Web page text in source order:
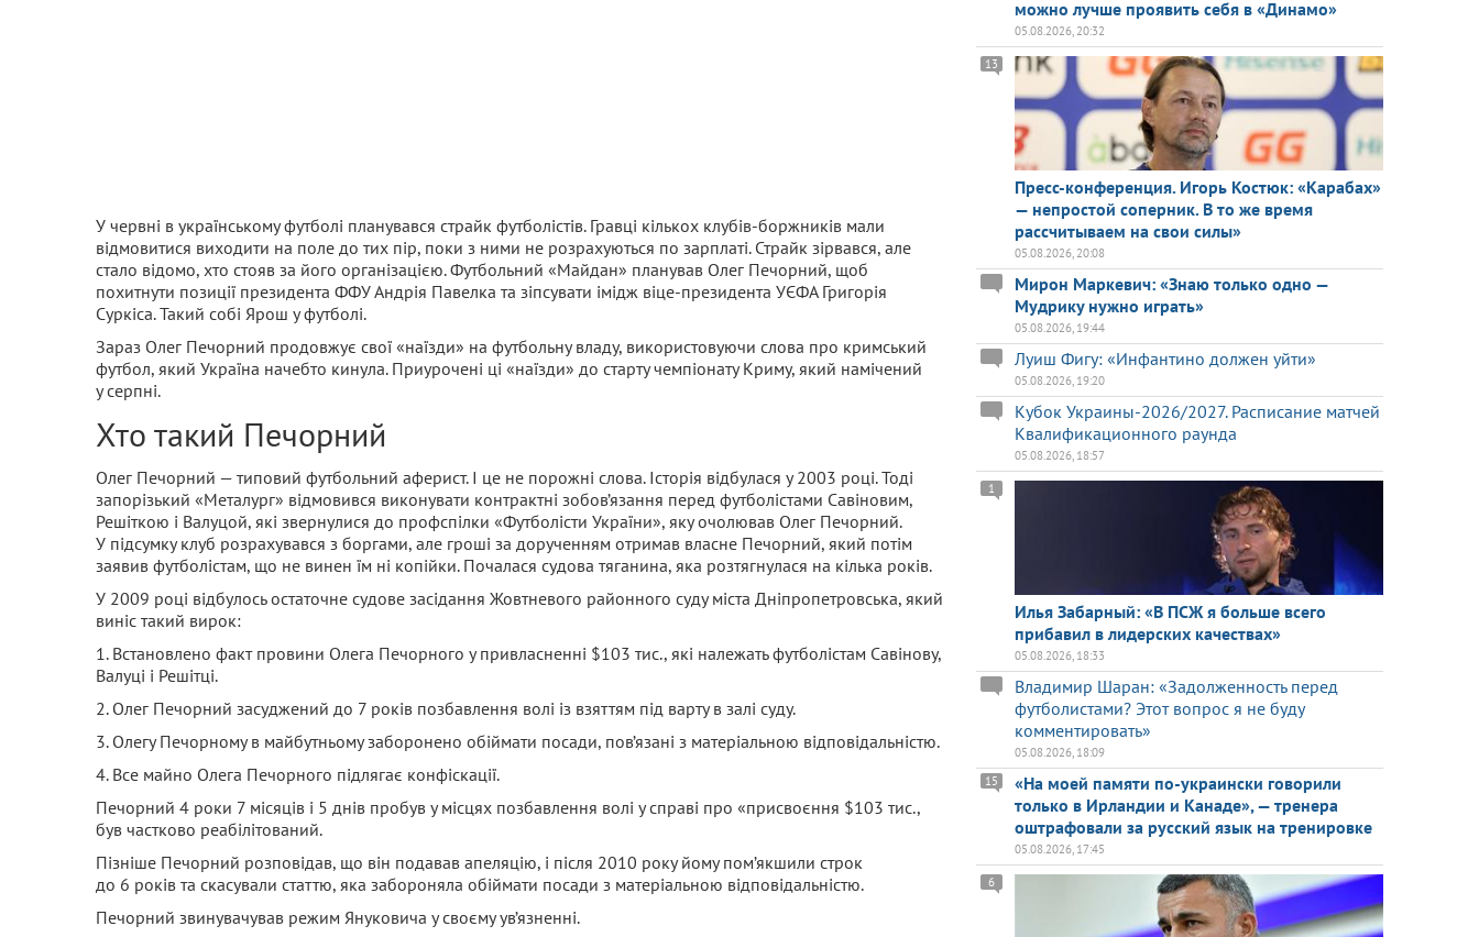
У червні в українському футболі планувався страйк футболістів. Гравці кількох клубів-боржників мали
відмовитися виходити на поле до тих пір, поки з ними не розрахуються по зарплаті. Страйк зірвався, але
стало відомо, хто стояв за його організацією. Футбольний «Майдан» планував Олег Печорний, щоб
похитнути позиції президента ФФУ Андрія Павелка та зіпсувати імідж віце-президента УЄФА Григорія
Суркіса. Такий собі Ярош у футболі.
Зараз Олег Печорний продовжує свої «наїзди» на футбольну владу, використовуючи слова про кримський
футбол, який Україна начебто кинула. Приурочені ці «наїзди» до старту чемпіонату Криму, який намічений
у серпні.
Хто такий Печорний
Олег Печорний — типовий футбольний аферист. І це не порожні слова. Історія відбулася у 2003 році. Тоді
запорізький «Металург» відмовився виконувати контрактні зобов’язання перед футболістами Савіновим,
Решіткою і Валуцой, які звернулися до профспілки «Футболісти України», яку очолював Олег Печорний.
У підсумку клуб розрахувався з боргами, але гроші за дорученням отримав власне Печорний, який потім
заявив футболістам, що не винен їм ні копійки. Почалася судова тяганина, яка розтягнулася на кілька років.
У 2009 році відбулось остаточне судове засідання Жовтневого районного суду міста Дніпропетровська, який
виніс такий вирок:
1. Встановлено факт провини Олега Печорного у привласненні $103 тис., які належать футболістам Савінову,
Валуці і Решітці.
2. Олег Печорний засуджений до 7 років позбавлення волі із взяттям під варту в залі суду.
3. Олегу Печорному в майбутньому заборонено обіймати посади, пов’язані з матеріальною відповідальністю.
4. Все майно Олега Печорного підлягає конфіскації.
Печорний 4 роки 7 місяців і 5 днів пробув у місцях позбавлення волі у справі про «присвоєння $103 тис.,
був частково реабілітований.
Пізніше Печорний розповідав, що він подавав апеляцію, і після 2010 року йому пом’якшили строк
до 6 років та скасували статтю, яка забороняла обіймати посади з матеріальною відповідальністю.
Печорний звинувачував режим Януковича у своєму ув’язненні.
можно лучше проявить себя в «Динамо»
05.08.2026, 20:32
Пресс-конференция. Игорь Костюк: «Карабах»
— непростой соперник. В то же время
рассчитываем на свои силы»
13
05.08.2026, 20:08
Мирон Маркевич: «Знаю только одно —
Мудрику нужно играть»
05.08.2026, 19:44
Луиш Фигу: «Инфантино должен уйти»
05.08.2026, 19:20
Кубок Украины-2026/2027. Расписание матчей
Квалификационного раунда
05.08.2026, 18:57
Илья Забарный: «В ПСЖ я больше всего
прибавил в лидерских качествах»
1
05.08.2026, 18:33
Владимир Шаран: «Задолженность перед
футболистами? Этот вопрос я не буду
комментировать»
05.08.2026, 18:09
«На моей памяти по-украински говорили
только в Ирландии и Канаде», — тренера
оштрафовали за русский язык на тренировке
15
05.08.2026, 17:45
6